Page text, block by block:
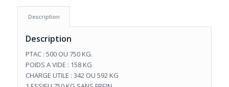
Description
Description
PTAC : 500 OU 750 KG.
POIDS A VIDE : 158 KG
CHARGE UTILE : 342 OU 592 KG